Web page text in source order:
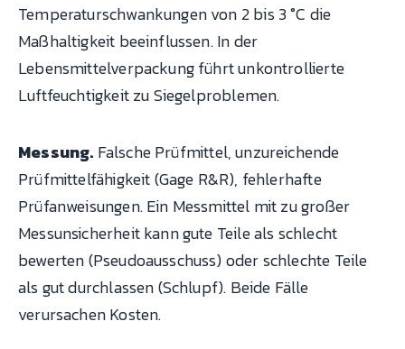
Temperaturschwankungen von 2 bis 3 °C die
Maßhaltigkeit beeinflussen. In der
Lebensmittelverpackung führt unkontrollierte
Luftfeuchtigkeit zu Siegelproblemen.
Messung. Falsche Prüfmittel, unzureichende
Prüfmittelfähigkeit (Gage R&R), fehlerhafte
Prüfanweisungen. Ein Messmittel mit zu großer
Messunsicherheit kann gute Teile als schlecht
bewerten (Pseudoausschuss) oder schlechte Teile
als gut durchlassen (Schlupf). Beide Fälle
verursachen Kosten.